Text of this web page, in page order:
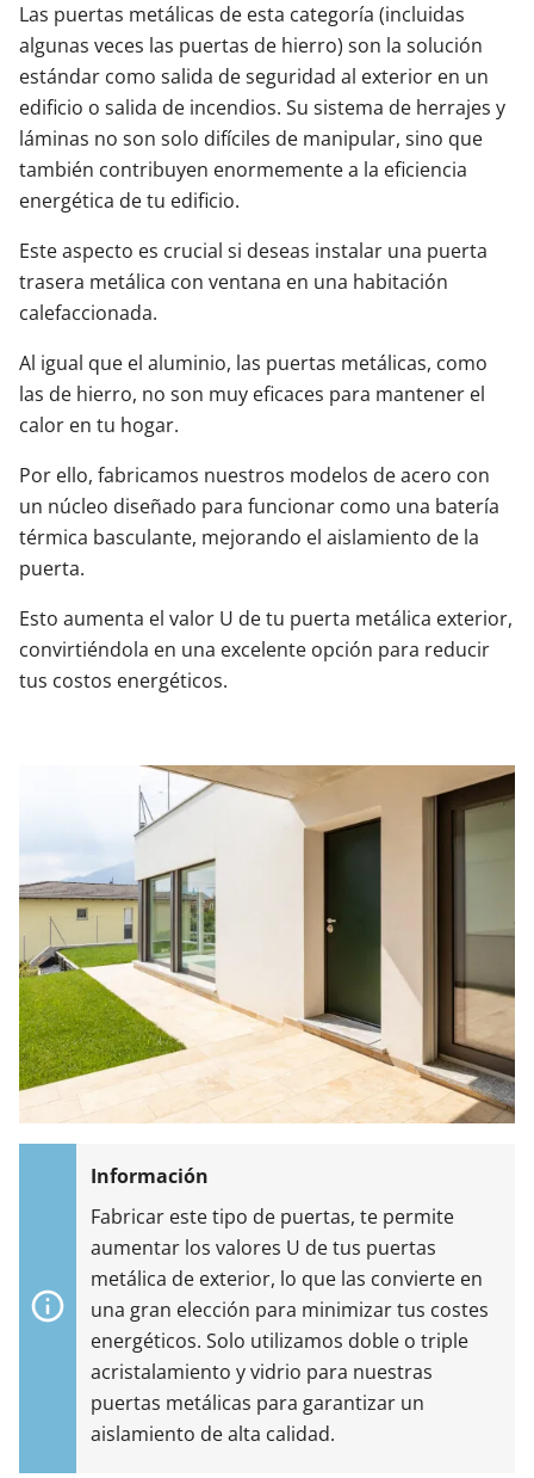
Las puertas metálicas de esta categoría (incluidas
algunas veces las puertas de hierro) son la solución
estándar como salida de seguridad al exterior en un
edificio o salida de incendios. Su sistema de herrajes y
láminas no son solo difíciles de manipular, sino que
también contribuyen enormemente a la eficiencia
energética de tu edificio.
Este aspecto es crucial si deseas instalar una puerta
trasera metálica con ventana en una habitación
calefaccionada.
Al igual que el aluminio, las puertas metálicas, como
las de hierro, no son muy eficaces para mantener el
calor en tu hogar.
Por ello, fabricamos nuestros modelos de acero con
un núcleo diseñado para funcionar como una batería
térmica basculante, mejorando el aislamiento de la
puerta.
Esto aumenta el valor U de tu puerta metálica exterior,
convirtiéndola en una excelente opción para reducir
tus costos energéticos.
Fabricar este tipo de puertas, te permite
aumentar los valores U de tus puertas
metálica de exterior, lo que las convierte en
una gran elección para minimizar tus costes
energéticos. Solo utilizamos doble o triple
acristalamiento y vidrio para nuestras
puertas metálicas para garantizar un
aislamiento de alta calidad.